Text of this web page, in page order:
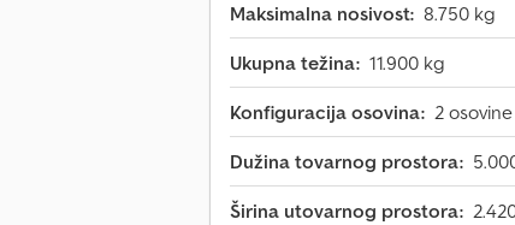
Maksimalna nosivost: 8.750 kg
Ukupna težina: 11.900 kg
Konfiguracija osovina: 2 osovine
Dužina tovarnog prostora:
Širina utovarnog prostora: